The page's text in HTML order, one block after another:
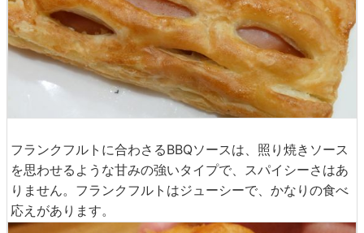
フランクフルトに合わさるBBQソースは、照り焼きソース
を思わせるような甘みの強いタイプで、スパイシーさはあ
りません。フランクフルトはジューシーで、かなりの食べ
応えがあります。